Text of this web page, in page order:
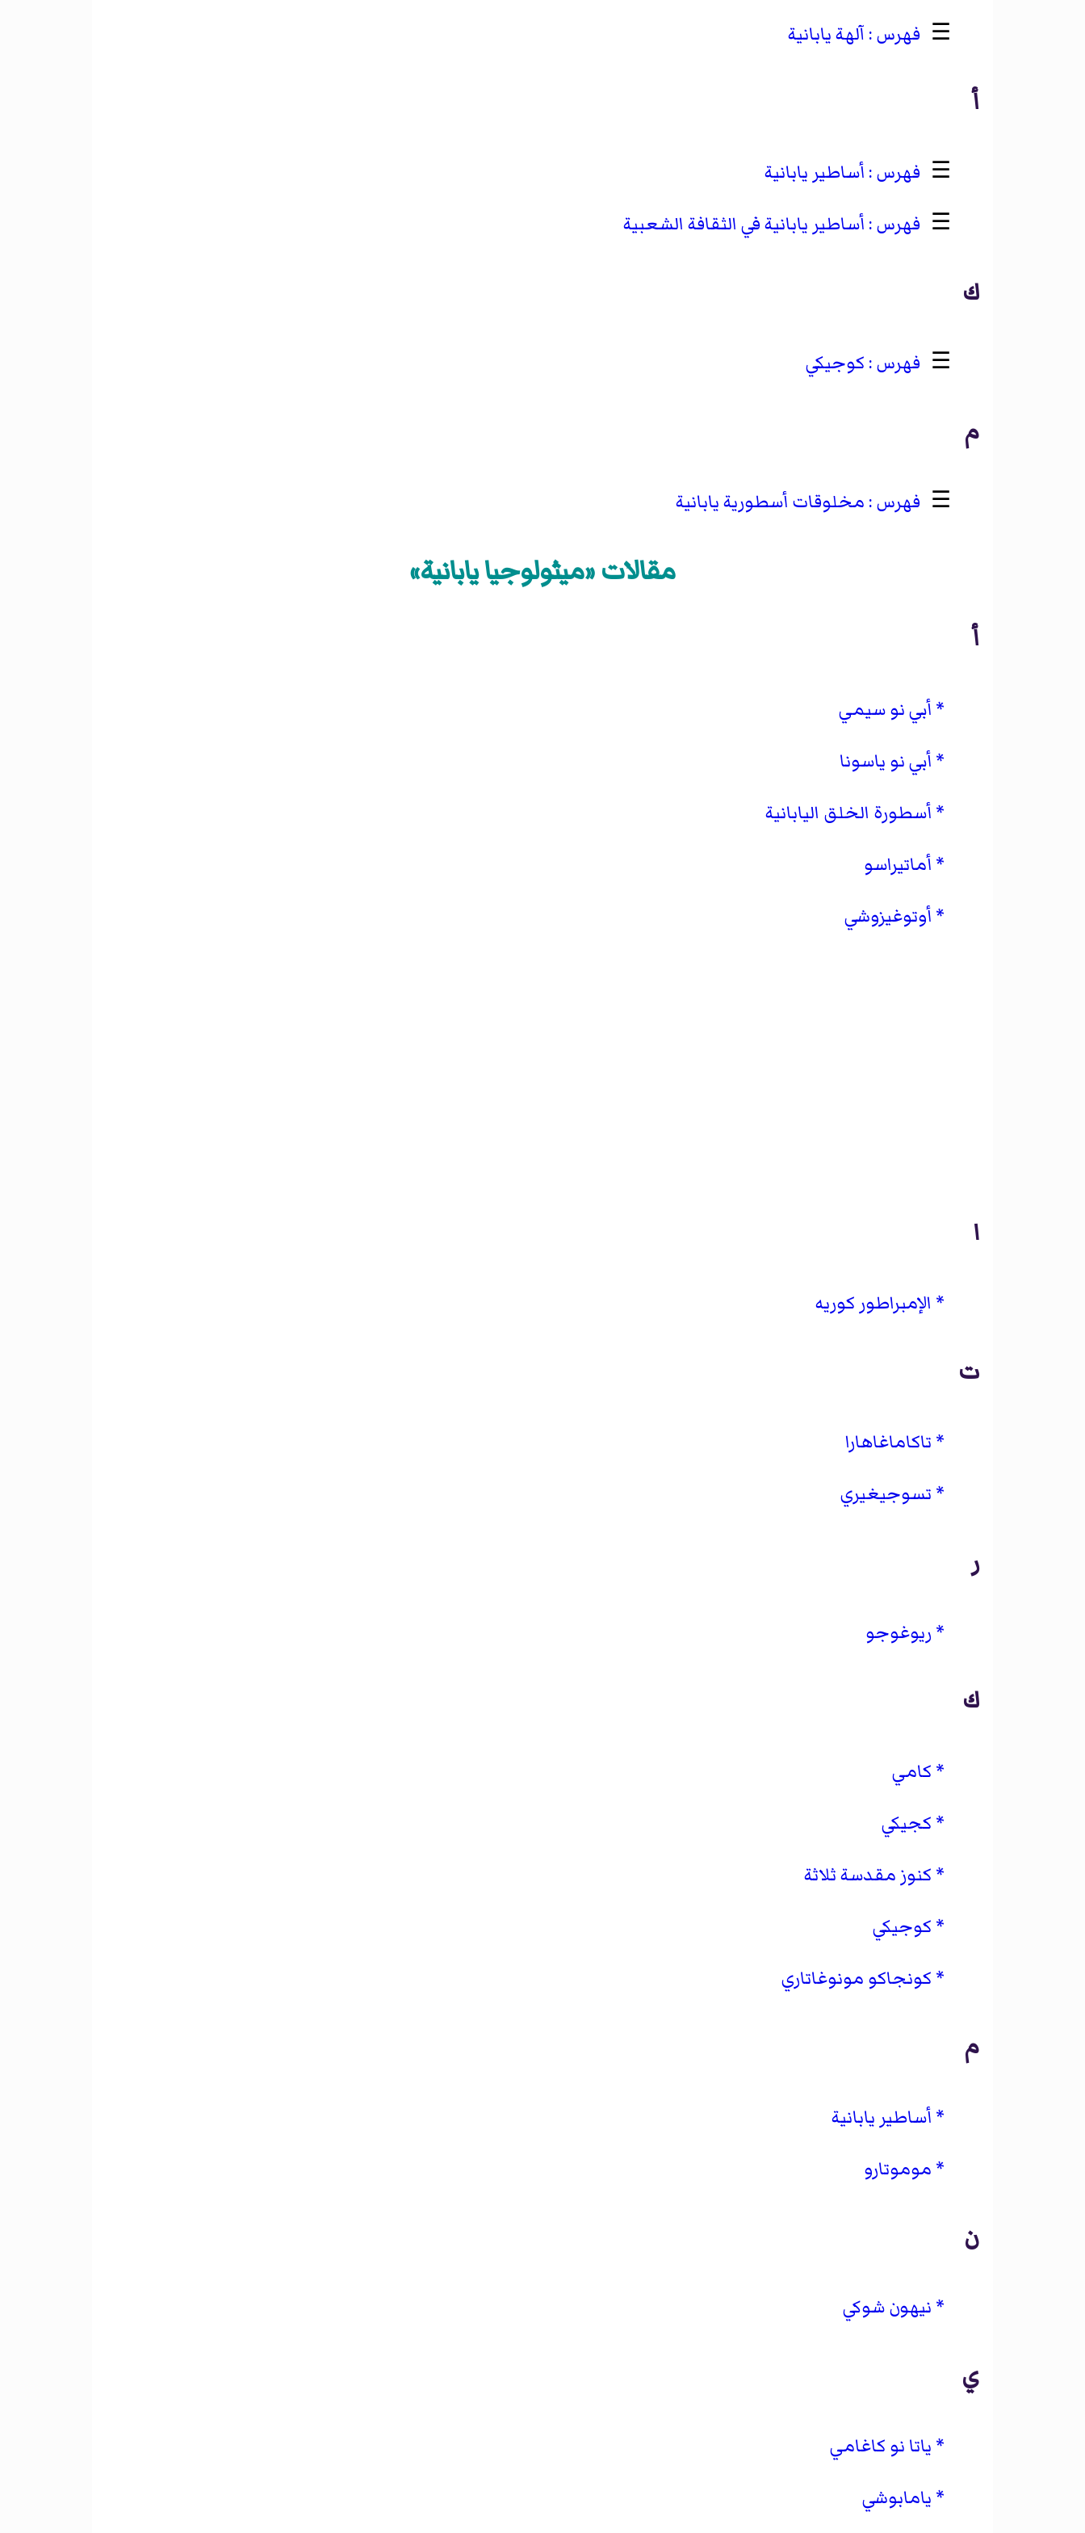
☰ آلهة يابانية
أ
☰
أساطير يابانية
☰
أساطير يابانية في الثقافة الشعبية
ك
☰ كوجيكي
م
☰ مخلوقات أسطورية يابانية
مقالات «ميثولوجيا يابانية»
أ
أبي نو سيمي
أبي نو ياسونا
أسطورة الخلق اليابانية
أماتيراسو
أوتوغيزوشي
ا
الإمبراطور كوريه
ت
تاكاماغاهارا
تسوجيغيري
ر
ريوغوجو
ك
كامي
كجيكي
كنوز مقدسة ثلاثة
كوجيكي
كونجاكو مونوغاتاري
م
أساطير يابانية
موموتارو
ن
نيهون شوكي
ي
ياتا نو كاغامي
يامابوشي